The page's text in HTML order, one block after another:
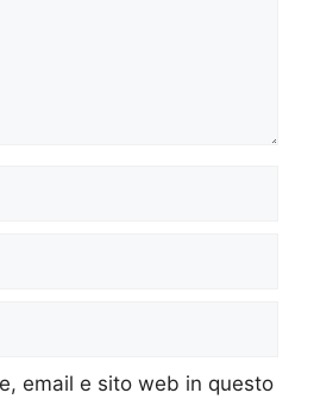
email e sito web in questo